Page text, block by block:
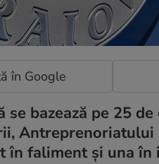
în Google
se bazează pe 25
în faliment și una în